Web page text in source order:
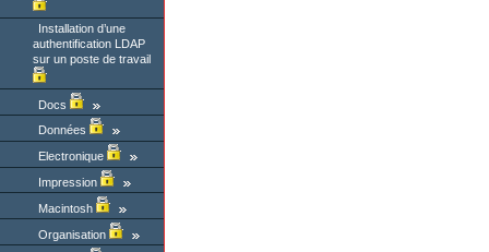
Installation d’une
authentification LDAP
sur un poste de travail
Docs
Données
Electronique
Impression
Macintosh
Organisation